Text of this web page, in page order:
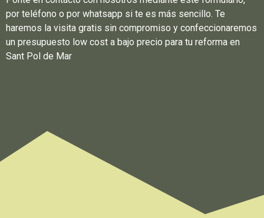
por teléfono o por whatsapp si te es más sencillo. Te
haremos la visita gratis sin compromiso y confeccionaremos
un presupuesto low cost a bajo precio para tu reforma en
Sant Pol de Mar